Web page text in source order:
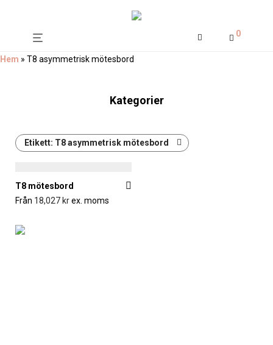
0
Hem » T8 asymmetrisk mötesbord
Kategorier
Etikett: T8 asymmetrisk mötesbord
T8 mötesbord
Från 18,027 krex. moms